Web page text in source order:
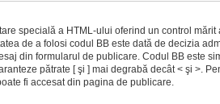
specială a HTML-ului oferind un control
de a folosi codul BB este dată de decizia
din formularul de publicare. Codul BB este
pătrate [ şi ] mai degrabă decât < şi >.
fi accesat din pagina de publicare.